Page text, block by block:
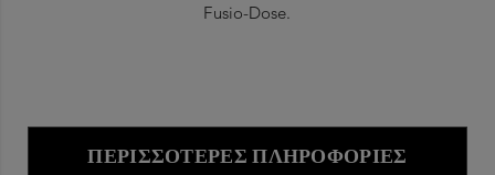
Fusio-Dose.
ΠΕΡΙΣΣΌΤΕΡΕΣ ΠΛΗΡΟΦΟΡΊΕΣ